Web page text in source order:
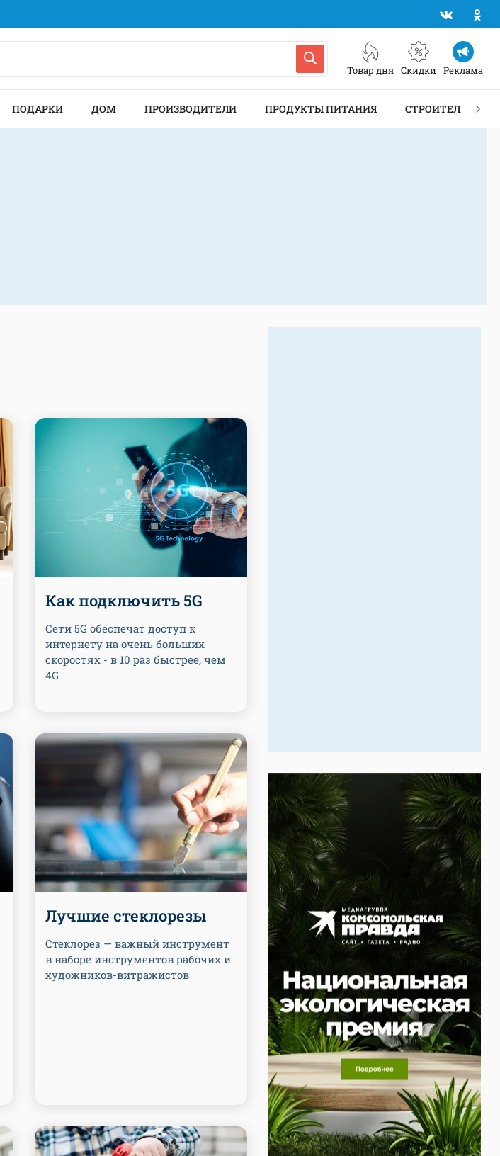
Товар дня Скидки Реклама
ПОДАРКИ ДОМ ПРОИЗВОДИТЕЛИ ПРОДУКТЫ ПИТАНИЯ СТРОИТЕЛЬСТВО
Как подключить 5G
Сети 5G обеспечат доступ к
интернету на очень больших
скоростях - в 10 раз быстрее, чем
4G
Лучшие стеклорезы
Стеклорез — важный инструмент
в наборе инструментов рабочих и
художников-витражистов